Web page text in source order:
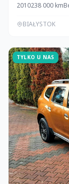
2010238 000 km
BIAŁYSTOK
TYLKO U NAS